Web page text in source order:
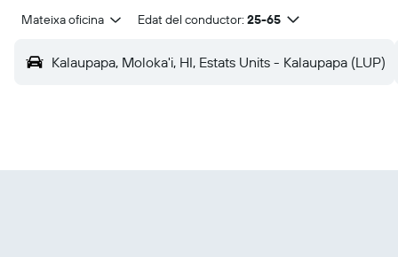
Mateixa oficina Edat del conductor: 25-65
Kalaupapa, Moloka'i, HI, Estats Units - Kalaupapa (LUP)